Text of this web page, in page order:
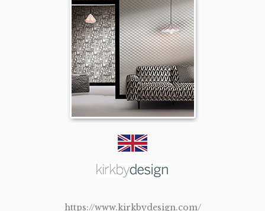
https://www.kirkbydesign.com/